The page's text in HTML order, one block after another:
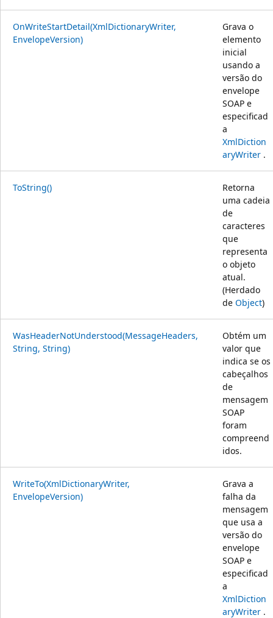
OnWriteStartDetail(XmlDictionaryWriter,
EnvelopeVersion)
Grava o
elemento
inicial
usando a
versão do
envelope
SOAP e
especificad
a
XmlDiction
aryWriter .
ToString()
Retorna
uma cadeia
de
caracteres
que
representa
o objeto
atual.
(Herdado
de Object)
WasHeaderNotUnderstood(MessageHeaders,
String, String)
Obtém um
valor que
indica se os
cabeçalhos
de
mensagem
SOAP
foram
compreend
idos.
WriteTo(XmlDictionaryWriter,
EnvelopeVersion)
Grava a
falha da
mensagem
que usa a
versão do
envelope
SOAP e
especificad
a
XmlDiction
aryWriter .